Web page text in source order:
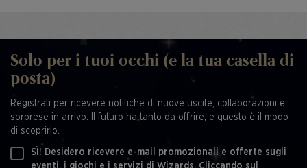
Solo per i tuoi occhi (e la tua casella di
posta)
Registrati per ricevere notifiche di nuove uscite, collaborazioni e
sorprese in arrivo. Il futuro ha tanto da offrire, e questo è il modo
di scoprirlo.
SÌ! Desidero ricevere e-mail promozionali e offerte sugli
eventi, i giochi e i servizi di Wizards. Cliccando sul